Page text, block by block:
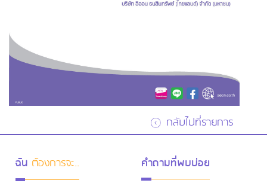
กลับไปที่รายการ
ฉัน ต้องการจะ.. คำถามที่พบบ่อย